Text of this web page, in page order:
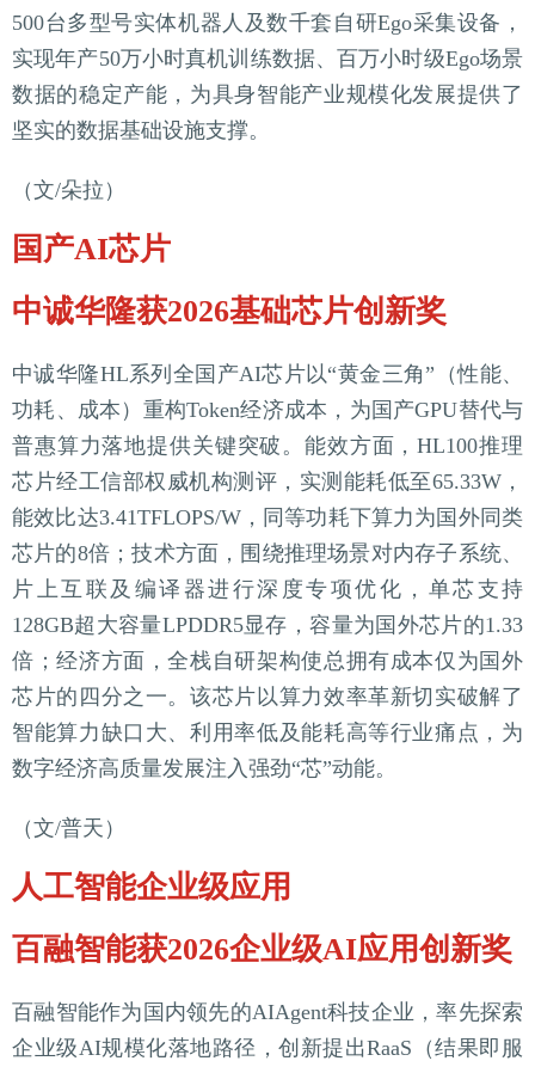
500台多型号实体机器人及数千套自研Ego采集设备，
实现年产50万小时真机训练数据、百万小时级Ego场景
数据的稳定产能，为具身智能产业规模化发展提供了
坚实的数据基础设施支撑。
（文/朵拉）
国产AI芯片
中诚华隆获2026基础芯片创新奖
中诚华隆HL系列全国产AI芯片以“黄金三角”（性能、
功耗、成本）重构Token经济成本，为国产GPU替代与
普惠算力落地提供关键突破。能效方面，HL100推理
芯片经工信部权威机构测评，实测能耗低至65.33W，
能效比达3.41TFLOPS/W，同等功耗下算力为国外同类
芯片的8倍；技术方面，围绕推理场景对内存子系统、
片上互联及编译器进行深度专项优化，单芯支持
128GB超大容量LPDDR5显存，容量为国外芯片的1.33
倍；经济方面，全栈自研架构使总拥有成本仅为国外
芯片的四分之一。该芯片以算力效率革新切实破解了
智能算力缺口大、利用率低及能耗高等行业痛点，为
数字经济高质量发展注入强劲“芯”动能。
（文/普天）
人工智能企业级应用
百融智能获2026企业级AI应用创新奖
百融智能作为国内领先的AIAgent科技企业，率先探索
企业级AI规模化落地路径，创新提出RaaS（结果即服